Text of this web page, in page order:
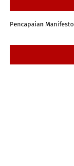
Pencapaian Manifesto